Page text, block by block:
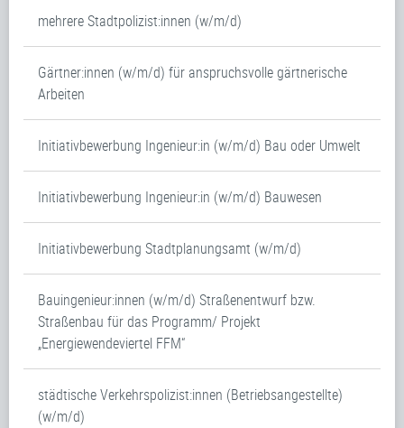
mehrere Stadtpolizist:innen (w/m/d)
Gärtner:innen (w/m/d) für anspruchsvolle gärtnerische
Arbeiten
Initiativbewerbung Ingenieur:in (w/m/d) Bau oder Umwelt
Initiativbewerbung Ingenieur:in (w/m/d) Bauwesen
Initiativbewerbung Stadtplanungsamt (w/m/d)
Bauingenieur:innen (w/m/d) Straßenentwurf bzw.
Straßenbau für das Programm/ Projekt
„Energiewendeviertel FFM“
städtische Verkehrspolizist:innen (Betriebsangestellte)
(w/m/d)